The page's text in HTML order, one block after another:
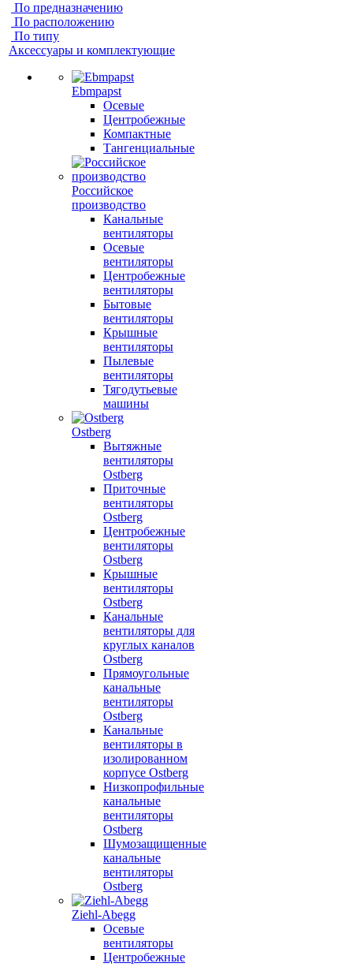
По предназначению
По расположению
По типу
Аксессуары и комплектующие
Ebmpapst
Осевые
Центробежные
Компактные
Тангенциальные
Российское
производство
Канальные
вентиляторы
Осевые
вентиляторы
Центробежные
вентиляторы
Бытовые
вентиляторы
Крышные
вентиляторы
Пылевые
вентиляторы
Тягодутьевые
машины
Ostberg
Вытяжные
вентиляторы
Ostberg
Приточные
вентиляторы
Ostberg
Центробежные
вентиляторы
Ostberg
Крышные
вентиляторы
Ostberg
Канальные
вентиляторы для
круглых каналов
Ostberg
Прямоугольные
канальные
вентиляторы
Ostberg
Канальные
вентиляторы в
изолированном
корпусе Ostberg
Низкопрофильные
канальные
вентиляторы
Ostberg
Шумозащищенные
канальные
вентиляторы
Ostberg
Ziehl-Abegg
Осевые
вентиляторы
Центробежные